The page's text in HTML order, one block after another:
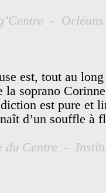
-
est, tout au
la soprano
est pure et
d’un souffle à
du Centre -